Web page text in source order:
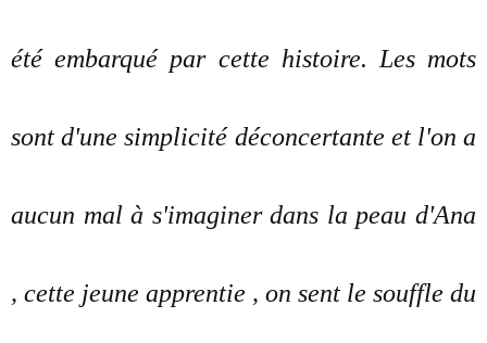
été embarqué par cette histoire. Les mots
sont d'une simplicité déconcertante et l'on a
aucun mal à s'imaginer dans la peau d'Ana
, cette jeune apprentie , on sent le souffle du